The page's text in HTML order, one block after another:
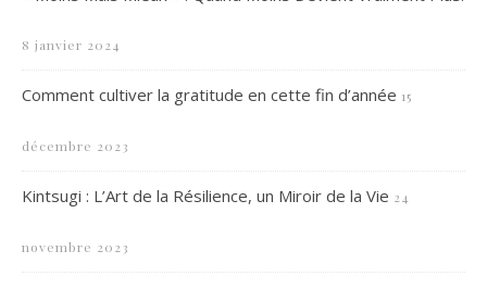
8 janvier 2024
Comment cultiver la gratitude en cette fin d’année 15
décembre 2023
Kintsugi : L’Art de la Résilience, un Miroir de la Vie 24
novembre 2023